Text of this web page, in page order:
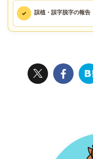
✓ 誤植・誤字脱字の報告